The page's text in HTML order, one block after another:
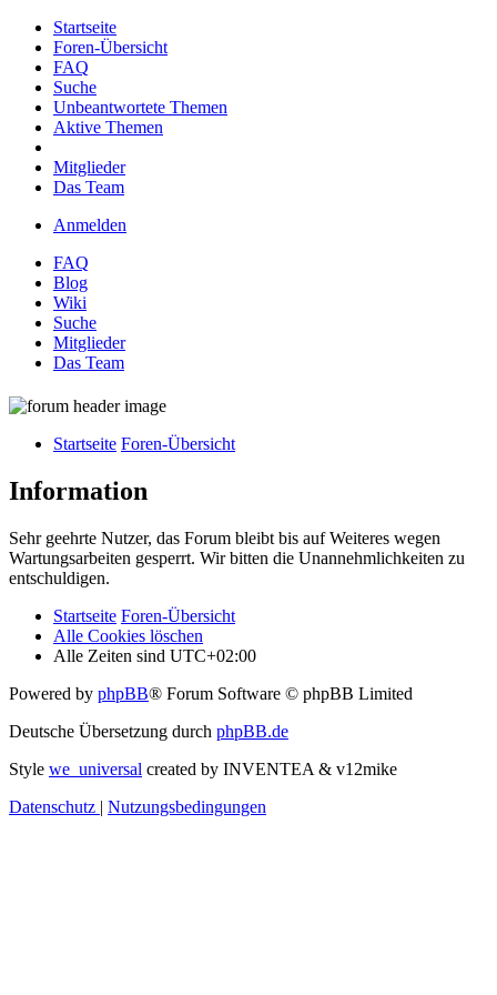
Startseite
Foren-Übersicht
FAQ
Suche
Unbeantwortete Themen
Aktive Themen
Mitglieder
Das Team
Anmelden
FAQ
Blog
Wiki
Suche
Mitglieder
Das Team
Startseite Foren-Übersicht
Information
Sehr geehrte Nutzer, das Forum bleibt bis auf Weiteres wegen
Wartungsarbeiten gesperrt. Wir bitten die Unannehmlichkeiten zu
entschuldigen.
Startseite Foren-Übersicht
Alle Cookies löschen
Alle Zeiten sind UTC+02:00
Powered by phpBB® Forum Software © phpBB Limited
Deutsche Übersetzung durch phpBB.de
Style we_universal created by INVENTEA & v12mike
Datenschutz | Nutzungsbedingungen